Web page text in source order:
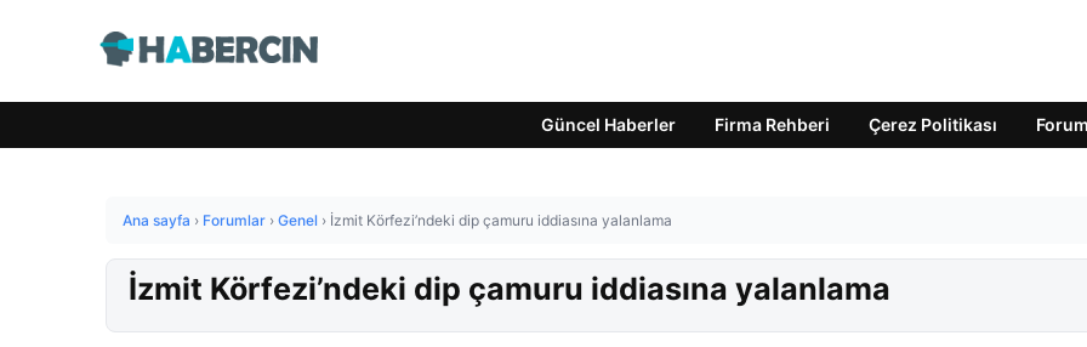
Güncel Haberler Firma Rehberi Çerez Politikası Forum
Ana sayfa › Forumlar › Genel › İzmit Körfezi’ndeki dip çamuru iddiasına yalanlama
İzmit Körfezi’ndeki dip çamuru iddiasına yalanlama